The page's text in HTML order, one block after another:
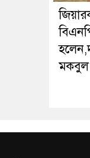
মকবুল